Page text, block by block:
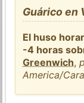
Guárico en
El huso
-4 horas
Greenwich,
America/